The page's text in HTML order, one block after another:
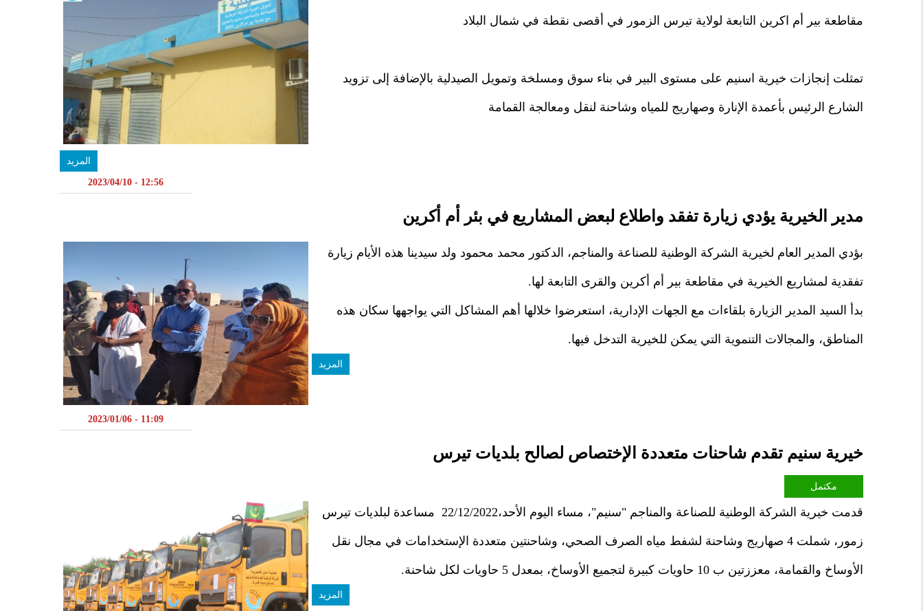
مقاطعة بير أم اكرين التابعة لولاية تيرس الزمور في أقصى نقطة في شمال البلاد
تمثلت إنجازات خيرية اسنيم على مستوى البير في بناء سوق ومسلخة وتمويل الصيدلية بالإضافة إلى تزويد
الشارع الرئيس بأعمدة الإنارة وصهاريج للمياه وشاحنة لنقل ومعالجة القمامة
المزيد
12:56 - 2023/04/10
مدير الخيرية يؤدي زيارة تفقد واطلاع لبعض المشاريع في بئر أم أكرين
بؤدي المدير العام لخيرية الشركة الوطنية للصناعة والمناجم، الدكتور محمد محمود ولد سيدينا هذه الأيام زيارة
تفقدية لمشاريع الخيرية في مقاطعة بير أم أكرين والقرى التابعة لها.
بدأ السيد المدير الزيارة بلقاءات مع الجهات الإدارية، استعرضوا خلالها أهم المشاكل التي يواجهها سكان هذه
المناطق، والمجالات التنموية التي يمكن للخيرية التدخل فيها.
المزيد
11:09 - 2023/01/06
خيرية سنيم تقدم شاحنات متعددة الإختصاص لصالح بلديات تيرس
مكتمل
قدمت خيرية الشركة الوطنية للصناعة والمناجم "سنيم"، مساء اليوم الأحد،22/12/2022 مساعدة لبلديات تيرس
زمور، شملت 4 صهاريج وشاحنة لشفط مياه الصرف الصحي، وشاحنتين متعددة الإستخدامات في مجال نقل
الأوساخ والقمامة، معززتين ب 10 حاويات كبيرة لتجميع الأوساخ، بمعدل 5 حاويات لكل شاحنة.
المزيد